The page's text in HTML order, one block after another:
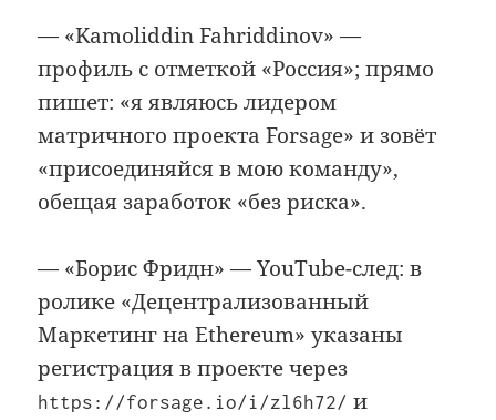
— «Kamoliddin Fahriddinov» —
профиль с отметкой «Россия»; прямо
пишет: «я являюсь лидером
матричного проекта Forsage» и зовёт
«присоединяйся в мою команду»,
обещая заработок «без риска».
— «Борис Фридн» — YouTube-след: в
ролике «Децентрализованный
Маркетинг на Ethereum» указаны
регистрация в проекте через
https://forsage.io/i/zl6h72/ и